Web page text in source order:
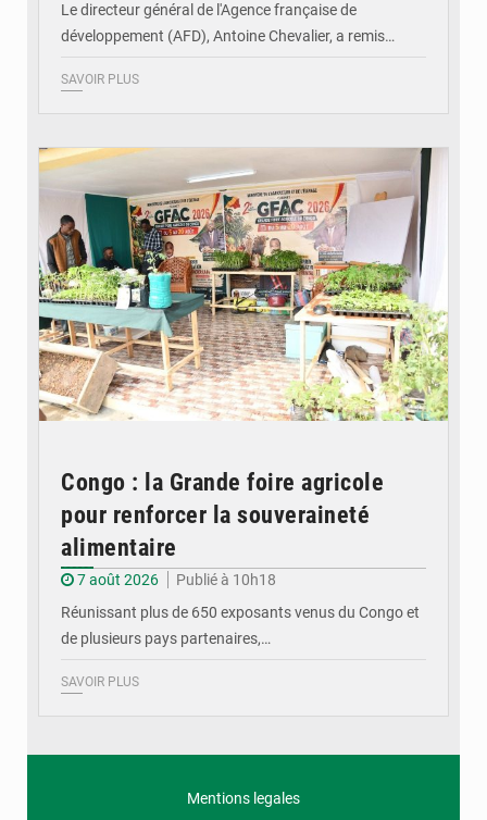
Le directeur général de l'Agence française de
développement (AFD), Antoine Chevalier, a remis…
SAVOIR PLUS
Congo : la Grande foire agricole
pour renforcer la souveraineté
alimentaire
7 août 2026
Publié à 10h18
Réunissant plus de 650 exposants venus du Congo et
de plusieurs pays partenaires,…
SAVOIR PLUS
Mentions legales